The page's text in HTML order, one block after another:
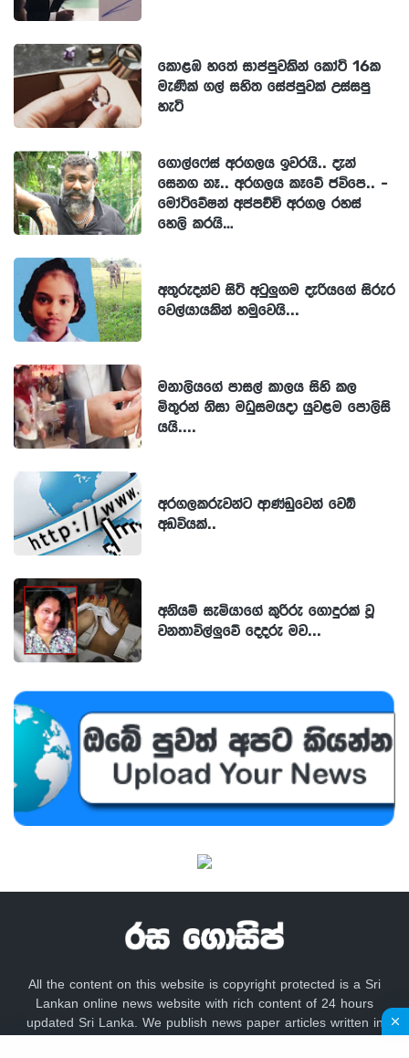
කොළඹ හතේ සාප්පුවකින් කෝටි 16ක
මැණික් ගල් සහිත සේප්පුවක් උස්සපු
හැටි
ගොල්ෆේස් අරගලය ඉවරයි.. දැන්
සෙනග නෑ.. අරගලය කෑවේ ජවිපෙ.. -
මෝටිවේෂන් අප්පච්චි අරගල රහස්
හෙලි කරයි…
අතුරුදන්ව සිටි අටුලුගම දැරියගේ සිරුර
වෙල්යායකින් හමුවෙයි...
මනාලියගේ පාසල් කාලය සිහි කල
මිතුරන් නිසා මධුසමයදා යුවළම පොලිසි
යයි....
අරගලකරුවන්ට ආණ්ඩුවෙන් වෙබ්
අඩවියක්..
අනියම් සැමියාගේ කුරිරු ගොදුරක් වූ
වනතාවිල්ලුවේ දෙදරු මව...
All the content on this website is copyright protected is a Sri
Lankan online news website with rich content of 24 hours
updated Sri Lanka. We publish news paper articles written in